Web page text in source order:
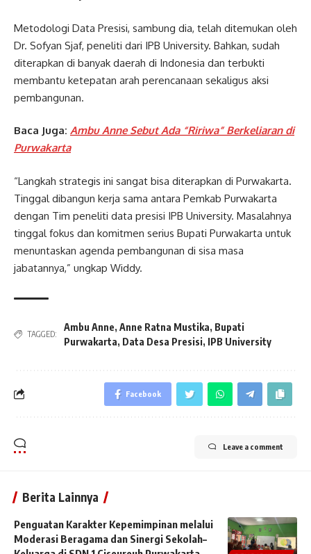
Metodologi Data Presisi, sambung dia, telah ditemukan oleh
Dr. Sofyan Sjaf, peneliti dari IPB University. Bahkan, sudah
diterapkan di banyak daerah di Indonesia dan terbukti
membantu ketepatan arah perencanaan sekaligus aksi
pembangunan.
Baca Juga: Ambu Anne Sebut Ada “Ririwa” Berkeliaran di
Purwakarta
“Langkah strategis ini sangat bisa diterapkan di Purwakarta.
Tinggal dibangun kerja sama antara Pemkab Purwakarta
dengan Tim peneliti data presisi IPB University. Masalahnya
tinggal fokus dan komitmen serius Bupati Purwakarta untuk
menuntaskan agenda pembangunan di sisa masa
jabatannya,” ungkap Widdy.
TAGGED:
Ambu Anne, Anne Ratna Mustika, Bupati
Purwakarta, Data Desa Presisi, IPB University
Facebook
Leave a comment
Berita Lainnya
Penguatan Karakter Kepemimpinan melalui
Moderasi Beragama dan Sinergi Sekolah–